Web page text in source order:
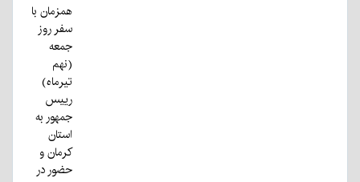
همزمان با
سفر روز
جمعه
(نهم
تیرماه)
رییس
جمهور به
استان
کرمان و
حضور در